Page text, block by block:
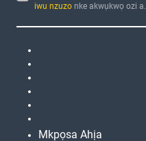
iwu nzuzo nke akwụkwọ ozi a.
Mkpọsa Ahịa